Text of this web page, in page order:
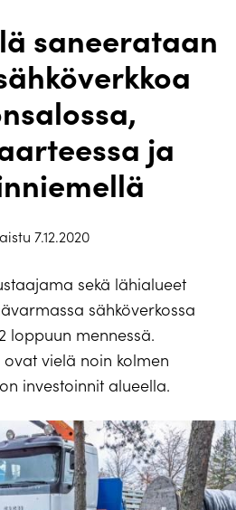
saneerataan
ja
7.12.2020
sekä lähialueet
sähköverkossa
loppuun mennessä.
ovat vielä noin kolmen
investoinnit alueella.